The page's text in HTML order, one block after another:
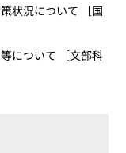
状況について ［国
について ［文部科